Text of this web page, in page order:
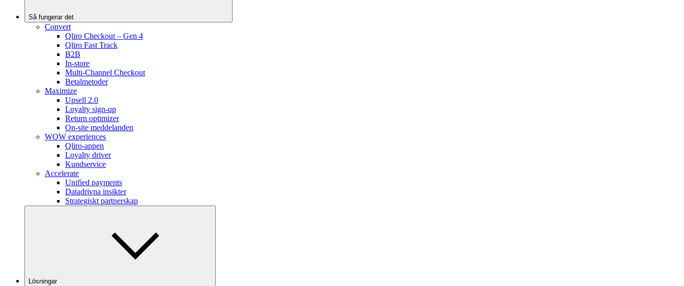
Så fungerar det
Convert
Qliro Checkout – Gen 4
Qliro Fast Track
B2B
In-store
Multi-Channel Checkout
Betalmetoder
Maximize
Upsell 2.0
Loyalty sign-up
Return optimizer
On-site meddelanden
WOW experiences
Qliro-appen
Loyalty driver
Kundservice
Accelerate
Unified payments
Datadrivna insikter
Strategiskt partnerskap
Lösningar